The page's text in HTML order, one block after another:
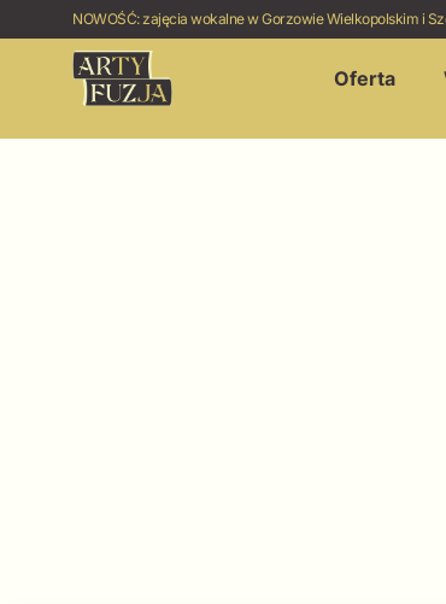
NOWOŚĆ: zajęcia wokalne w Gorzowie Wielkopolskim i
Oferta